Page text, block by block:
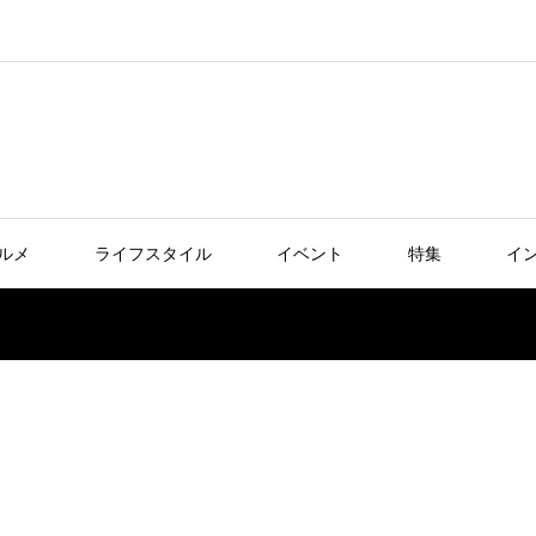
メ ライフスタイル イベント 特集 イ